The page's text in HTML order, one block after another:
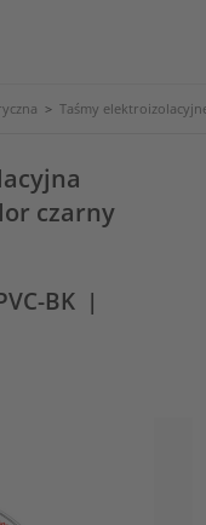
> Taśmy
czarny
BK |